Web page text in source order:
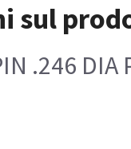
sul
.246